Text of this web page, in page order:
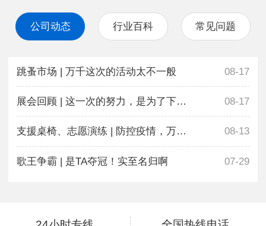
公司动态 行业百科 常见问题
跳蚤市场 | 万千这次的活动太不一般 08-17
展会回顾 | 这一次的努力，是为了下一次更好地相遇 08-17
支援桌椅、志愿演练 | 防控疫情，万千在行动 08-13
歌王争霸 | 是TA夺冠！实至名归啊 07-29